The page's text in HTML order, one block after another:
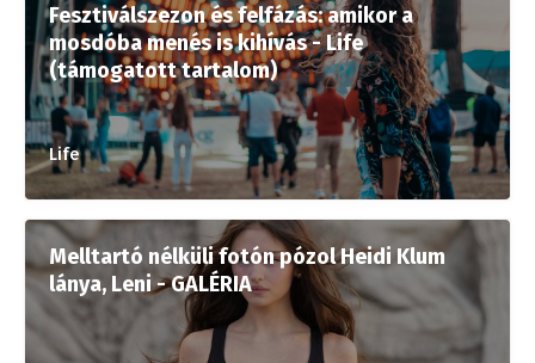
Fesztiválszezon és felfázás: amikor a
mosdóba menés is kihívás - Life
(támogatott tartalom)
Life
Melltartó nélküli fotón pózol Heidi Klum
lánya, Leni - GALÉRIA